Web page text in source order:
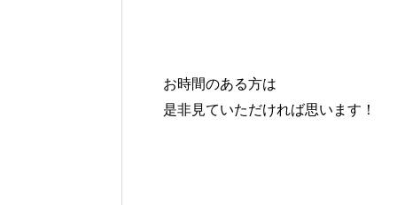
お時間のある方は
是非見ていただければ思います！